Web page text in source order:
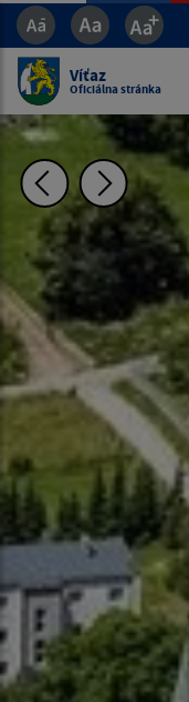
Víťaz
Oficiálna stránka